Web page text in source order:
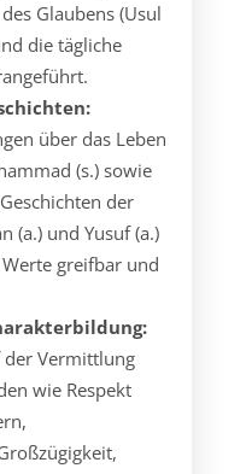
Glaubens (Usul
die tägliche
über das Leben
(s.) sowie
der
(a.) und Yusuf (a.)
greifbar und
der Vermittlung
wie Respekt